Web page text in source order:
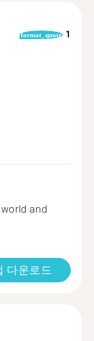
format_quote 1
and
다운로드